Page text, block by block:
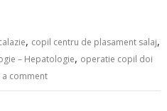
, copil centru de plasament salaj,
– Hepatologie, operatie copil doi
a comment